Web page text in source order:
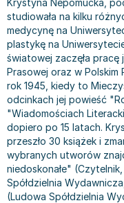
Bajki wiersze
Do kolorowania i
Kontrastowe obrazki
Kreatywne /
Poznawanie świata
Podręczniki szkolne
Edukacja przedszkolna
Liceum, Technikum
Szkoła podstawowa
Szkoły wyższe
Szkoła zawodowa
Książki: finanse,
Książki o gospodarce
Inne
Książki o marketingu
Książki o zarządzaniu
Historia - książki
Archeologia - książki
Historia Polski - książki
Historia świata -
II Wojna Światowa -
Książki militarne
Książki: pamiętniki,
Wywiady,
Komiksy
Komiksy dla dorosłych
Komiksy dla dzieci
Komiksy dla młodzieży
Komiksy obcojęzyczne
Fantastyka, horror -
Książki fantasy
Książki horrory
Science Fiction -
Liceum i technikum
Podręczniki do 1
Podręczniki do 2 klasy
Podręczniki do 3
Podręczniki do klasy
Podręczniki do
Podręczniki do 1
Podręczniki do 2
Podręczniki do 3
Książki dla dzieci
Książki dla dzieci do
Książki o sportowcach
Książki: Turystyka i
Albumy krajoznawcze
Albumy krajoznawcze
Albumy
Atlasy
Atlasy - Polska
Atlasy - świat
Globusy
Mapy
Mapy - Polska
Julian Tuwim
Bracia Grimm
Stephen King
Tanya Valko
Lauren Kate
Jan Brzechwa
E. L. James
Virginia C. Andrews
Waldemar Łysiak
Monika Szwaja
Camilla Läckberg
Krystyna Nepomucka,
studiowała na kilku
medycynę na
plastykę na
światowej zaczęła
Prasowej oraz w Polskim
rok 1945, kiedy to
odcinkach jej powieść
"Wiadomościach
dopiero po 15 latach.
przeszło 30 książek i
wybranych utworów
niedoskonałe"
Spółdzielnia
(Ludowa Spółdzielnia